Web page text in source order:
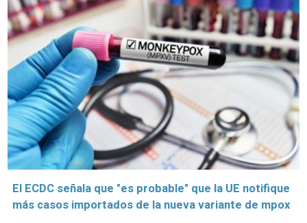
El ECDC señala que "es probable" que la UE notifique
más casos importados de la nueva variante de mpox